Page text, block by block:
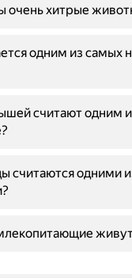
очень хитрые
одним из
считают одним
считаются одними